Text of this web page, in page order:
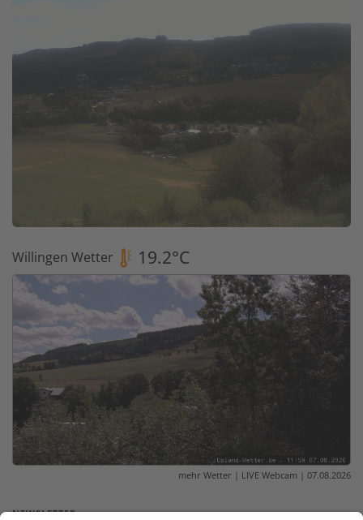
Willingen Wetter 19.2°C
mehr Wetter | LIVE Webcam | 07.08.2026
NEWSLETTER